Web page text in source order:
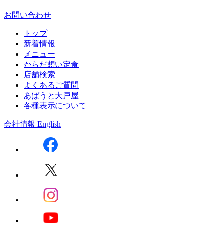
お問い合わせ
トップ
新着情報
メニュー
からだ想い定食
店舗検索
よくあるご質問
あばうと大戸屋
各種表示について
会社情報 English